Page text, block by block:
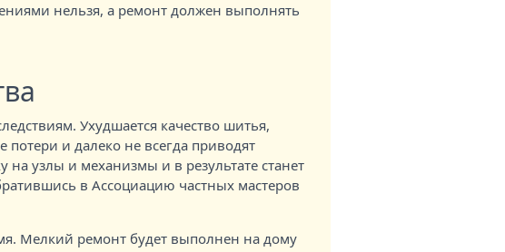
нельзя, а ремонт должен выполнять
Ухудшается качество шитья,
и далеко не всегда приводят
на узлы и механизмы и в результате станет
в Ассоциацию частных мастеров
Мелкий ремонт будет выполнен на дому